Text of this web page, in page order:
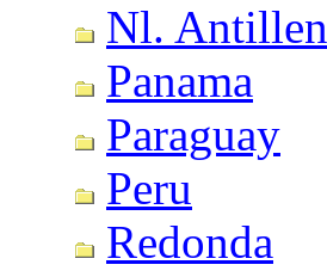
Nl. Antillen
Panama
Paraguay
Peru
Redonda